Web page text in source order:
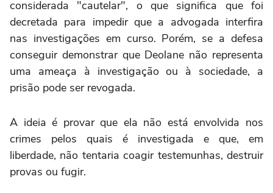
considerada "cautelar", o que significa que foi
decretada para impedir que a advogada interfira
nas investigações em curso. Porém, se a defesa
conseguir demonstrar que Deolane não representa
uma ameaça à investigação ou à sociedade, a
prisão pode ser revogada.
A ideia é provar que ela não está envolvida nos
crimes pelos quais é investigada e que, em
liberdade, não tentaria coagir testemunhas, destruir
provas ou fugir.